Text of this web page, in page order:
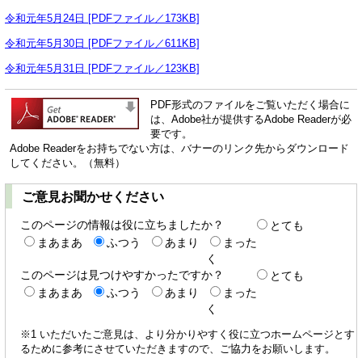
令和元年5月24日 [PDFファイル／173KB]
令和元年5月30日 [PDFファイル／611KB]
令和元年5月31日 [PDFファイル／123KB]
PDF形式のファイルをご覧いただく場合に
は、Adobe社が提供するAdobe Readerが必
要です。
Adobe Readerをお持ちでない方は、バナーのリンク先からダウンロード
してください。（無料）
ご意見お聞かせください
このページの情報は役に立ちましたか？
とても
まあまあ
ふつう あまり
まった
く
このページは見つけやすかったですか？
とても
まあまあ
ふつう あまり
まった
く
※1 いただいたご意見は、より分かりやすく役に立つホームページとす
るために参考にさせていただきますので、ご協力をお願いします。